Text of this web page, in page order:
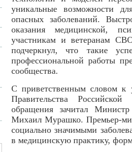
уникальные возможности
опасных заболеваний.
оказания медицинской,
участникам и ветеранам
подчеркнул, что такие
профессиональной работы
сообщества.
С приветственным словом к
Правительства
обращения зачитал
Михаил Мурашко. Премьер-
социально значимыми
в медицинскую практику,